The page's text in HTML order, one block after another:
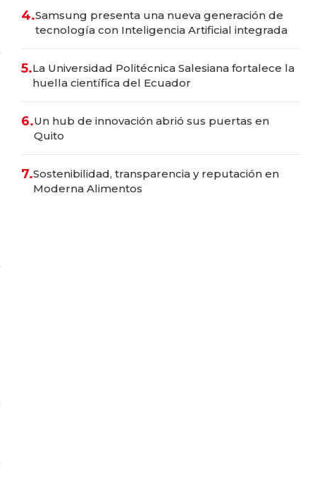
4.Samsung presenta una nueva generación de
tecnología con Inteligencia Artificial integrada
5.La Universidad Politécnica Salesiana fortalece la
huella científica del Ecuador
6.Un hub de innovación abrió sus puertas en
Quito
7.Sostenibilidad, transparencia y reputación en
Moderna Alimentos